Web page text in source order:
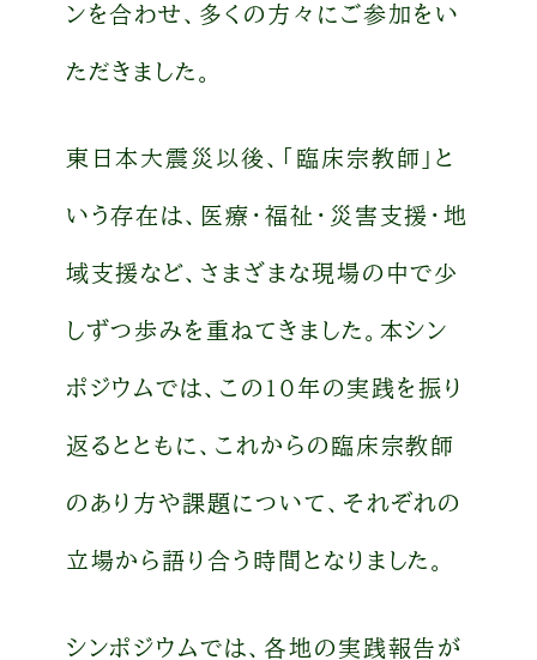
ンを合わせ、多くの方々にご参加をい
ただきました。
東日本大震災以後、「臨床宗教師」と
いう存在は、医療・福祉・災害支援・地
域支援など、さまざまな現場の中で少
しずつ歩みを重ねてきました。本シン
ポジウムでは、この10年の実践を振り
返るとともに、これからの臨床宗教師
のあり方や課題について、それぞれの
立場から語り合う時間となりました。
シンポジウムでは、各地の実践報告が